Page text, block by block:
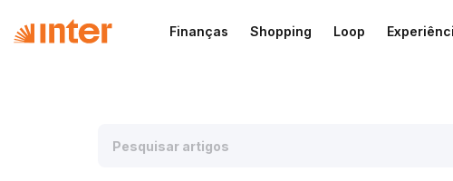
Finanças Shopping Loop